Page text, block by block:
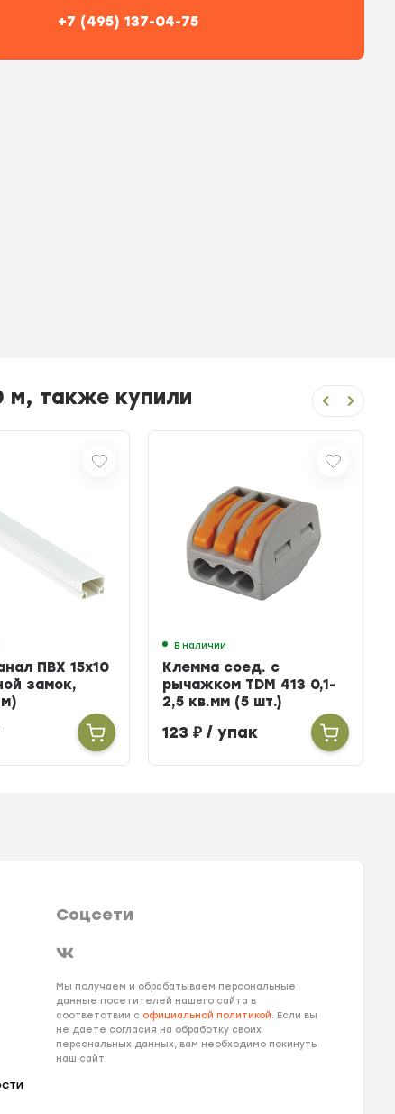
+7 (495) 137-04-75
м, также купили
ПВХ 15х10
замок,
В наличии
Клемма соед. с
рычажком TDM 413 0,1-
2,5 кв.мм (5 шт.)
123₽ / упак
Соцсети
Мы получаем и обрабатываем персональные
данные посетителей нашего сайта в
соответствии с официальной политикой. Если вы
не даете согласия на обработку своих
персональных данных, вам необходимо покинуть
наш сайт.